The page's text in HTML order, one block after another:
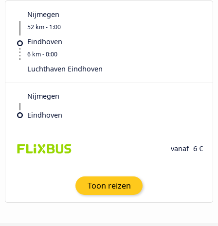
Nijmegen
52 km - 1:00
Eindhoven
6 km - 0:00
Luchthaven Eindhoven
Nijmegen
Eindhoven
vanaf 6 €
Toon reizen